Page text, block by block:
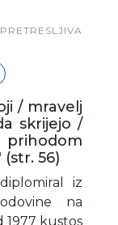
PRETRESLJIVA
/ mravelj
skrijejo /
56)
iz
na
1977 kustos